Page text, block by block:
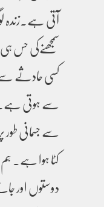
آتی
سمجھنےکی حس
کسی حادثے
سے ہوتی
سے جسمانی طور
کٹا ہوا ہے۔
دوستوں اور